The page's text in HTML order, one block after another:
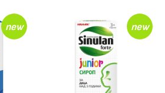
new new